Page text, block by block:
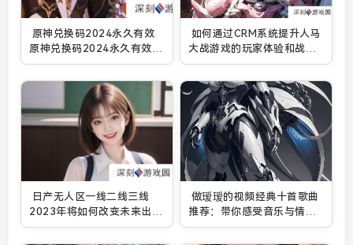
原神兑换码2024永久有效
原神兑换码2024永久有效大
全一览
如何通过CRM系统提升人马
大战游戏的玩家体验和战斗
效率？
日产无人区一线二线三线
2023年将如何改变未来出行
模式？
做瑷瑷的视频经典十首歌曲
推荐：带你感受音乐与情感
的交织